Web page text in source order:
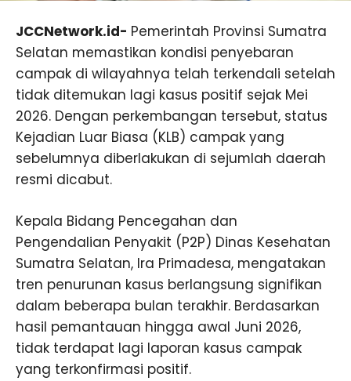
JCCNetwork.id- Pemerintah Provinsi Sumatra
Selatan memastikan kondisi penyebaran
campak di wilayahnya telah terkendali setelah
tidak ditemukan lagi kasus positif sejak Mei
2026. Dengan perkembangan tersebut, status
Kejadian Luar Biasa (KLB) campak yang
sebelumnya diberlakukan di sejumlah daerah
resmi dicabut.
Kepala Bidang Pencegahan dan
Pengendalian Penyakit (P2P) Dinas Kesehatan
Sumatra Selatan, Ira Primadesa, mengatakan
tren penurunan kasus berlangsung signifikan
dalam beberapa bulan terakhir. Berdasarkan
hasil pemantauan hingga awal Juni 2026,
tidak terdapat lagi laporan kasus campak
yang terkonfirmasi positif.